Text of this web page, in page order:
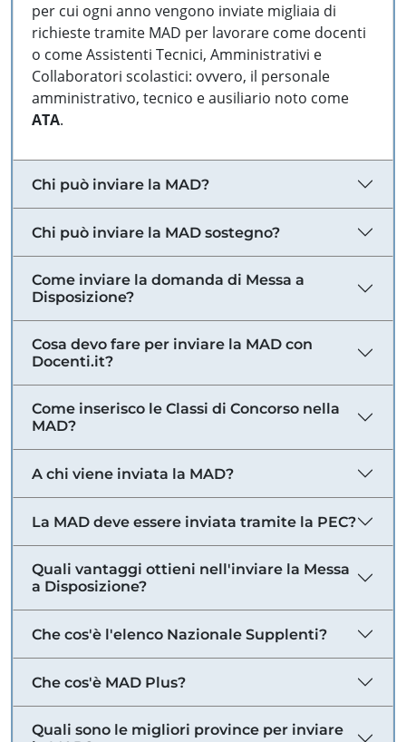
per cui ogni anno vengono inviate migliaia di
richieste tramite MAD per lavorare come docenti
o come Assistenti Tecnici, Amministrativi e
Collaboratori scolastici: ovvero, il personale
amministrativo, tecnico e ausiliario noto come
ATA.
Chi può inviare la MAD?
Chi può inviare la MAD sostegno?
Come inviare la domanda di Messa a
Disposizione?
Cosa devo fare per inviare la MAD con
Docenti.it?
Come inserisco le Classi di Concorso nella
MAD?
A chi viene inviata la MAD?
La MAD deve essere inviata tramite la PEC?
Quali vantaggi ottieni nell'inviare la Messa
a Disposizione?
Che cos'è l'elenco Nazionale Supplenti?
Che cos'è MAD Plus?
Quali sono le migliori province per inviare